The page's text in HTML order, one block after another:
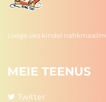
Looge üks kindel nahkmaailm
MEIE TEENUS
Twitter